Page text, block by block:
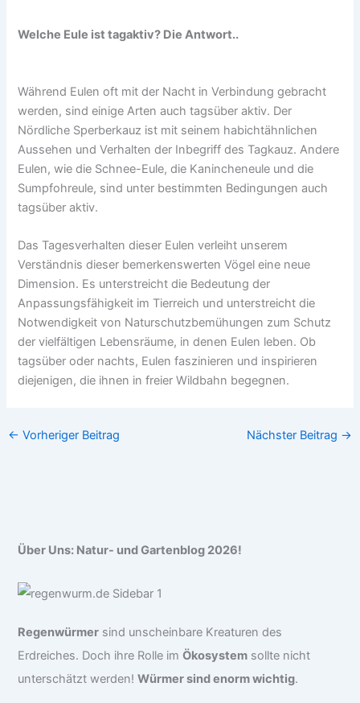
Welche Eule ist tagaktiv? Die Antwort..
Während Eulen oft mit der Nacht in Verbindung gebracht
werden, sind einige Arten auch tagsüber aktiv. Der
Nördliche Sperberkauz ist mit seinem habichtähnlichen
Aussehen und Verhalten der Inbegriff des Tagkauz. Andere
Eulen, wie die Schnee-Eule, die Kanincheneule und die
Sumpfohreule, sind unter bestimmten Bedingungen auch
tagsüber aktiv.
Das Tagesverhalten dieser Eulen verleiht unserem
Verständnis dieser bemerkenswerten Vögel eine neue
Dimension. Es unterstreicht die Bedeutung der
Anpassungsfähigkeit im Tierreich und unterstreicht die
Notwendigkeit von Naturschutzbemühungen zum Schutz
der vielfältigen Lebensräume, in denen Eulen leben. Ob
tagsüber oder nachts, Eulen faszinieren und inspirieren
diejenigen, die ihnen in freier Wildbahn begegnen.
← Vorheriger Beitrag Nächster Beitrag →
Über Uns: Natur- und Gartenblog 2026!
Regenwürmer sind unscheinbare Kreaturen des
Erdreiches. Doch ihre Rolle imÖkosystem sollte nicht
unterschätzt werden!Würmer sind enorm wichtig.